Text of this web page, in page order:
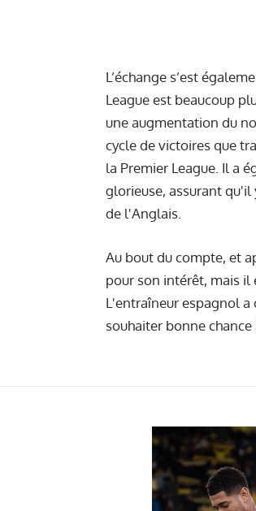
L’échange s’est
League est beaucoup
une augmentation du
cycle de victoires que
la Premier League. Il a
glorieuse, assurant
de l'Anglais.
Au bout du compte, et
pour son intérêt, mais il
L'entraîneur espagnol a
souhaiter bonne chance